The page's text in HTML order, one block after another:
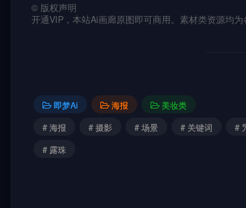
© 版权声明
开通VIP，本站Ai画廊原图即可商用。素材类资源均
即梦Ai 海报
美妆类
# 海报
# 摄影 # 场景 # 关键词 #
# 露珠